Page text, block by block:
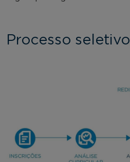
Processo seletivo